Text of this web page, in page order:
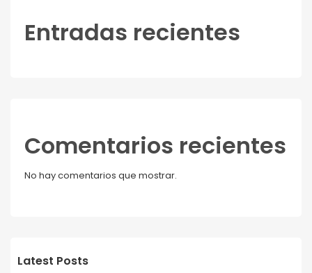
Entradas recientes
Comentarios recientes
No hay comentarios que mostrar.
Latest Posts